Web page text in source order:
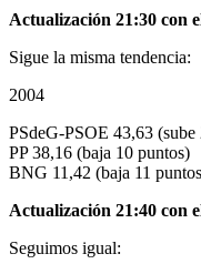
Actualización 21:30 con
Sigue la misma tendencia:
2004
PSdeG-PSOE 43,63 (sube
PP 38,16 (baja 10 puntos)
BNG 11,42 (baja 11
Actualización 21:40 con
Seguimos igual: